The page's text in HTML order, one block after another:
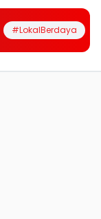
#LokalBerdaya